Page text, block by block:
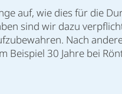
auf, wie dies für die
sind wir dazu
Nach
Beispiel 30 Jahre bei